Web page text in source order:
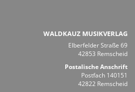
WALDKAUZ MUSIKVERLAG
Elberfelder Straße 69
42853 Remscheid
Postalische Anschrift
Postfach 140151
42822 Remscheid